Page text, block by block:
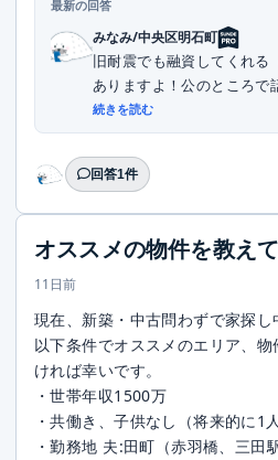
最新の回答
みなみ/中央区明石町
旧耐震でも融資してくれる
ありますよ！公のところで
DMい...
続きを読む
回答1件
オススメの物件を教え
11日前
現在、新築・中古問わずで家探し
以下条件でオススメのエリア、
ければ幸いです。
・世帯年収1500万
・共働き、子供なし（将来的に1
・勤務地 夫:田町（赤羽橋、三田